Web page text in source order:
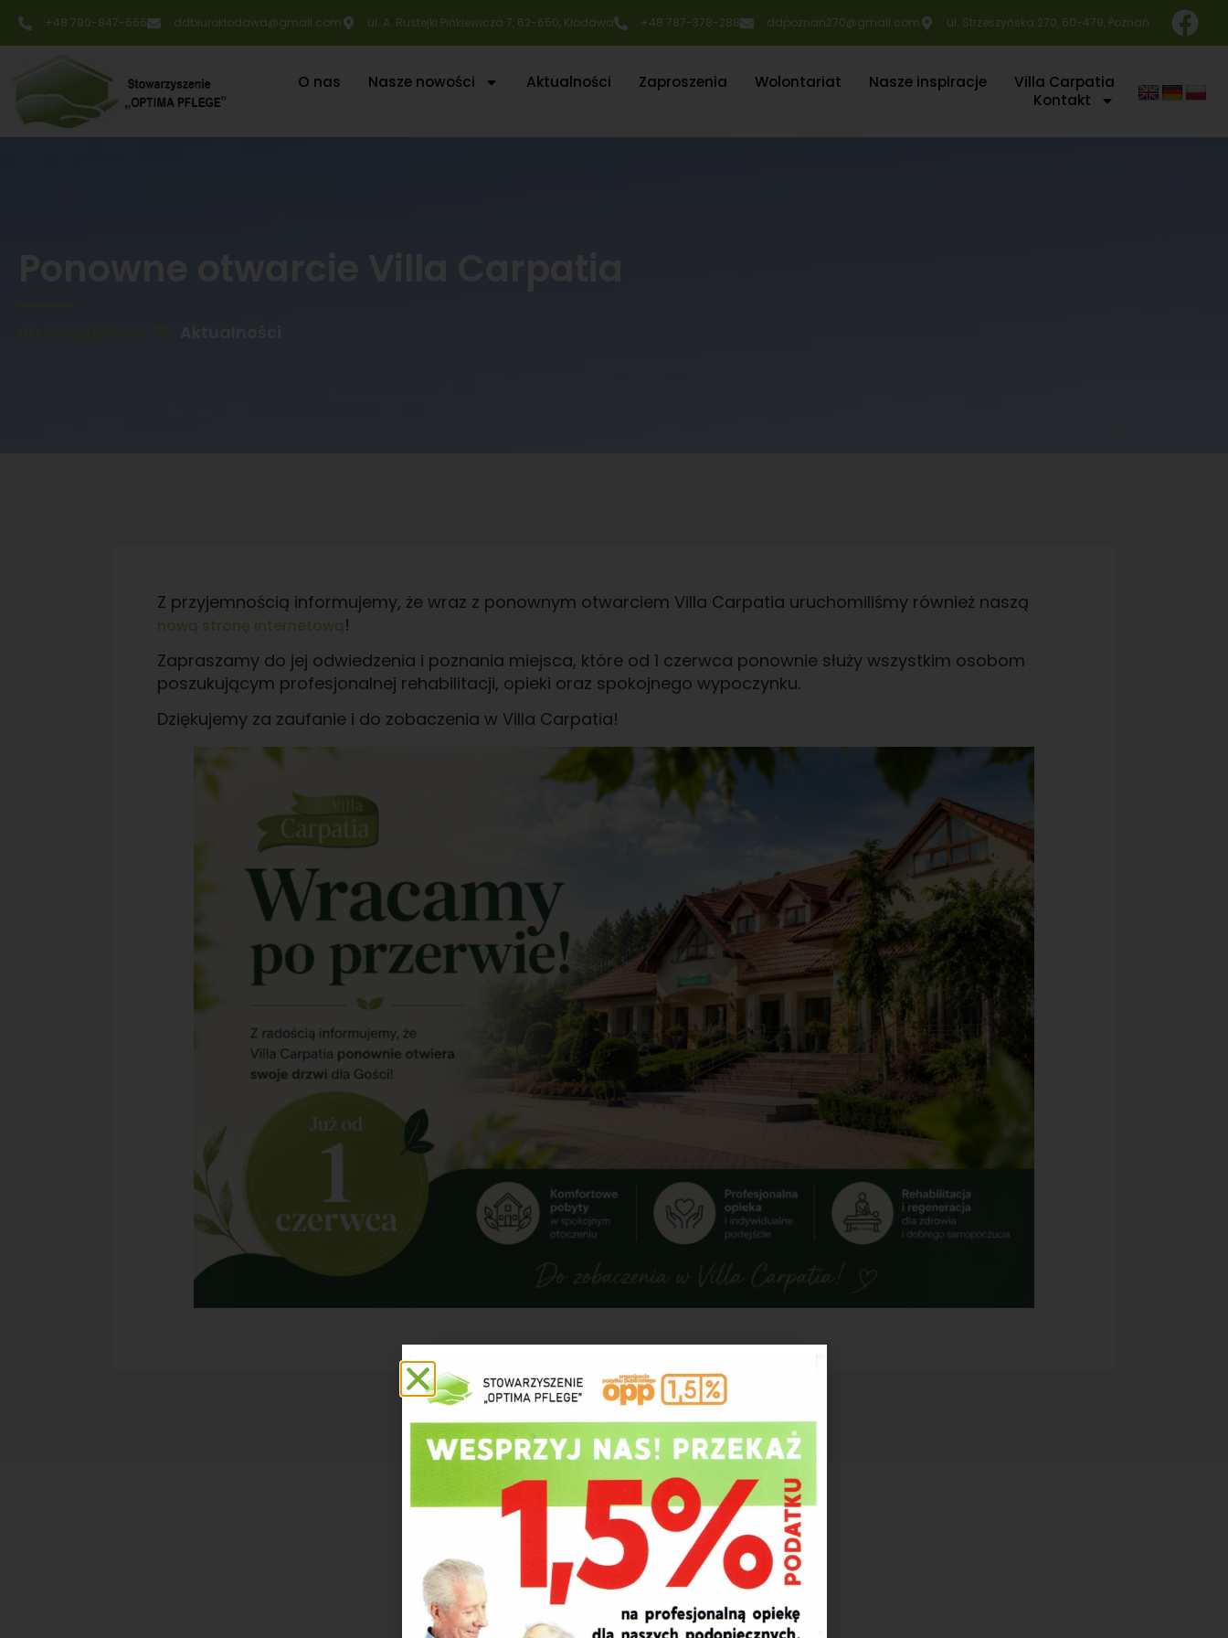
+48 790-847-666 ddbiuroklodawa@gmail.com ul. A. Rustejki Pińkiewicza 7, 62-650, Kłodawa +48 787-378-288 ddpoznan270@gmail.com ul. Strzeszyńska 270, 60-479, Poznań
O nas Nasze nowości Aktualności Zaproszenia Wolontariat Nasze inspiracje
Villa Carpatia
Kontakt
Z przyjemnością informujemy, że wraz z ponownym otwarciem Villa Carpatia uruchomiliśmy również naszą
nową stronę internetową!
Zapraszamy do jej odwiedzenia i poznania miejsca, które od 1 czerwca ponownie służy wszystkim osobom
poszukującym profesjonalnej rehabilitacji, opieki oraz spokojnego wypoczynku.
Dziękujemy za zaufanie i do zobaczenia w Villa Carpatia!